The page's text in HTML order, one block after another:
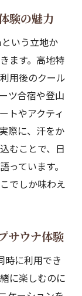
験の魅力
いう立地か
ます。高地特
用後のクール
ツ合宿や登山
トやアクティ
際に、汗をか
むことで、日
っています。
でしか味わえ
サウナ体験
時に利用でき
に楽しむのに